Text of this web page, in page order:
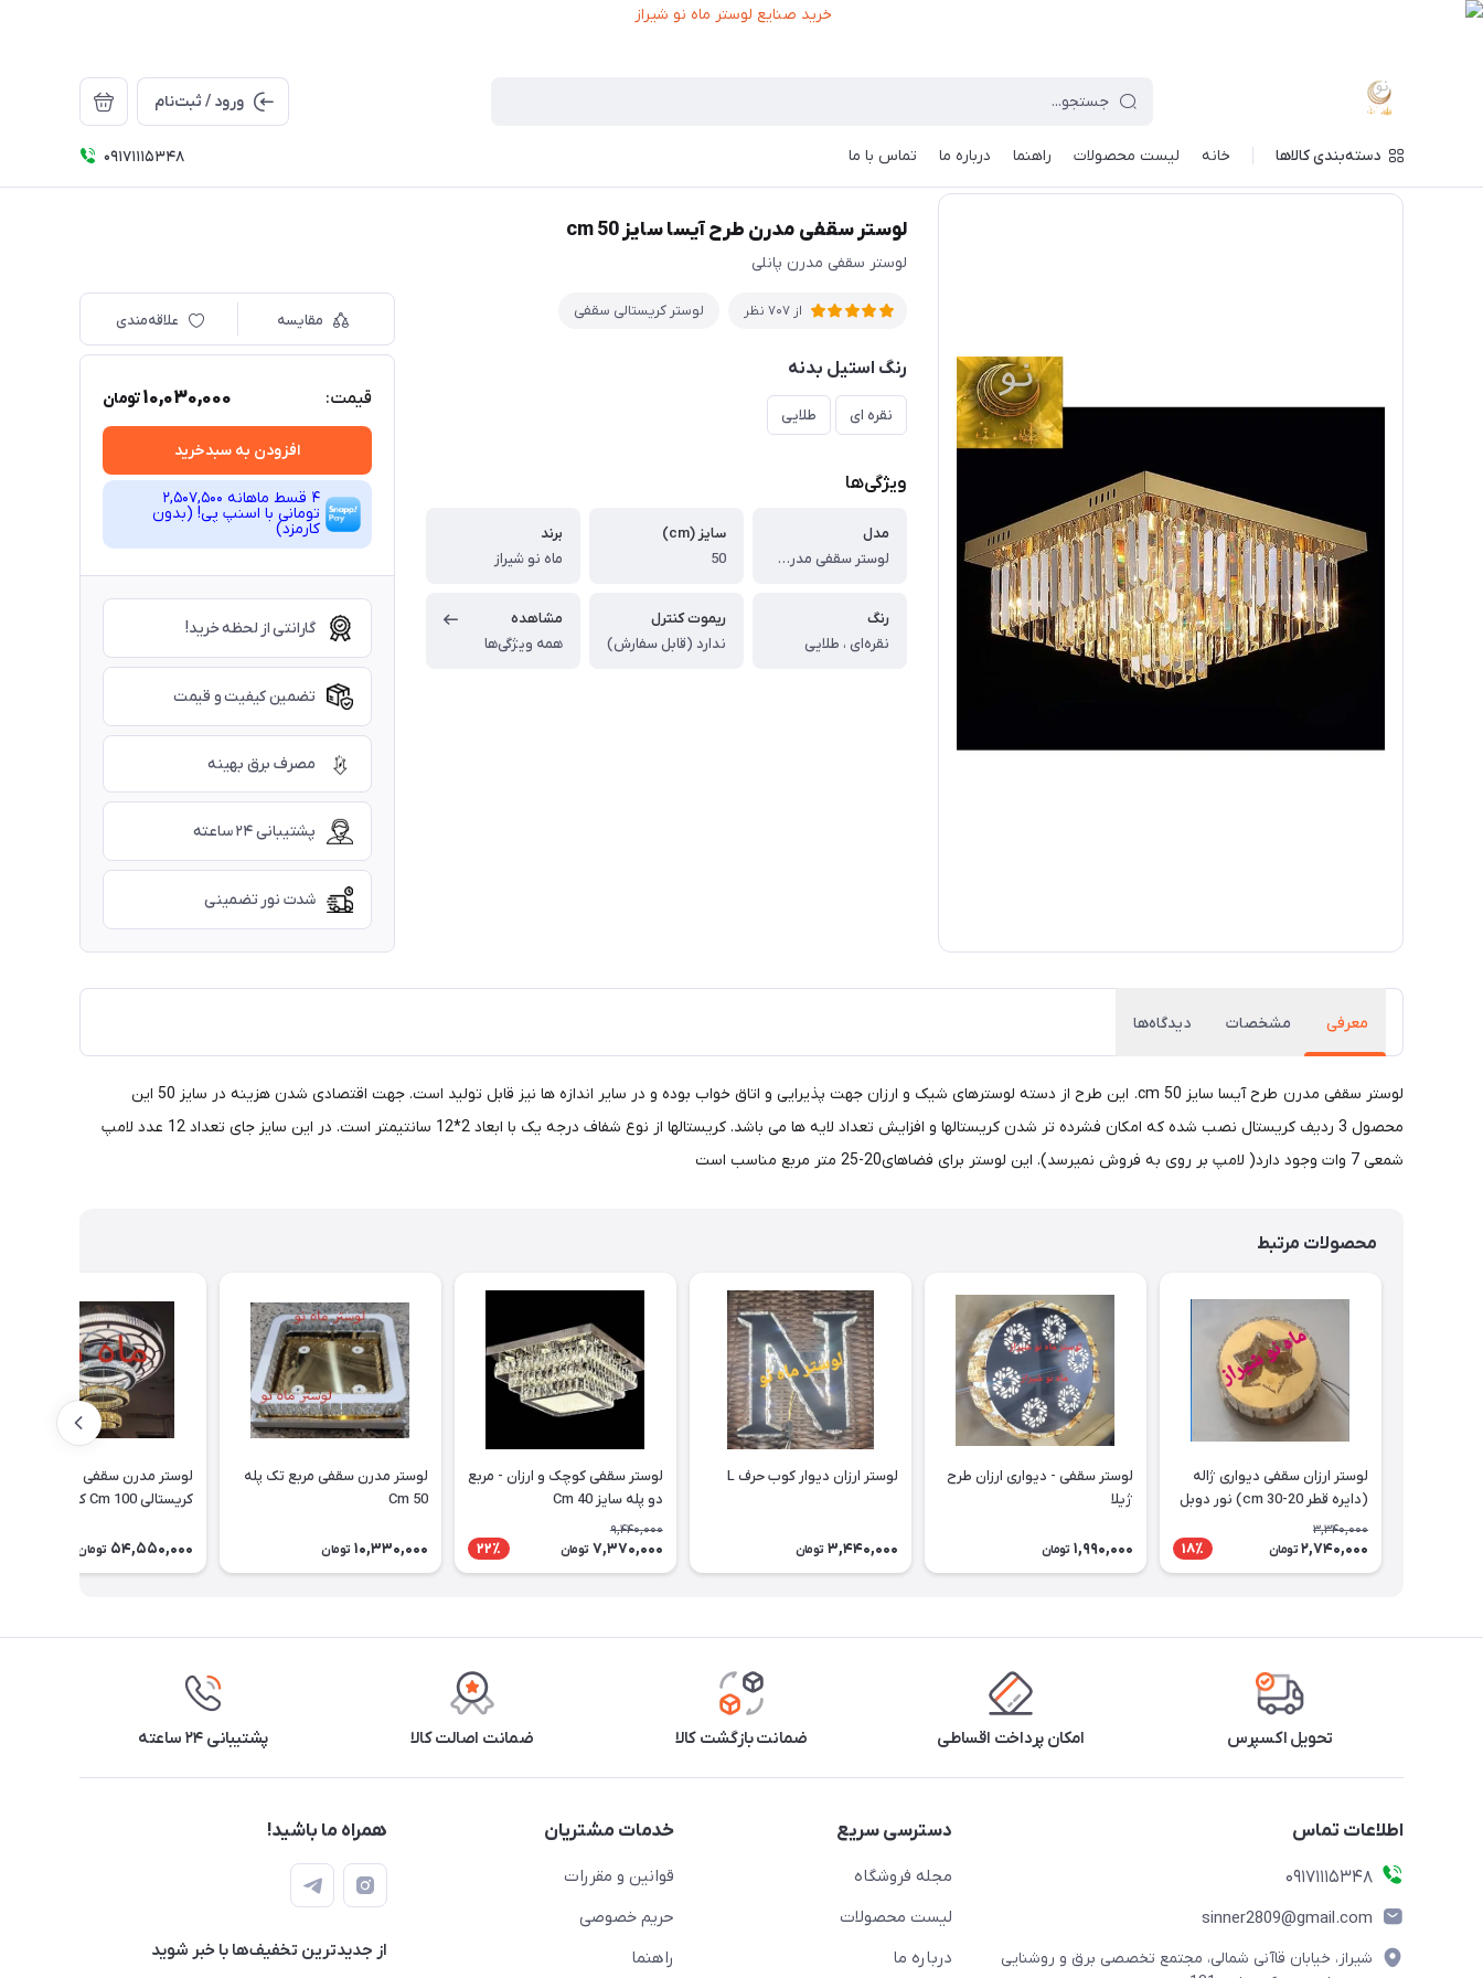
ورود / ثبت‌نام
دسته‌بندی کالاها خانه لیست محصولات راهنما درباره ما تماس با ما 09171115348 ماه نو / خرید لوستر بر اساس مدل / لوستر کریستالی سقفی / لوستر سقفی مدرن طرح آیسا سایز 50 cm
لوستر سقفی مدرن طرح آیسا سایز 50 cm
لوستر سقفی مدرن پانلی
از 707 نظر لوستر کریستالی سقفی
رنگ استیل بدنه
نقره ای طلایی
ویژگی‌ها
مدل
لوستر سقفی مدرن طرح آیسا
سایز (cm)
50
برند
ماه نو شیراز
رنگ
نقره‌ای ، طلایی
ریموت کنترل
ندارد (قابل سفارش)
مشاهده
همه ویژگی‌ها
مقایسه علاقه‌مندی
قیمت: 10,030,000تومان
افزودن به سبدخرید
4 قسط ماهانه 2,507,500
تومانی با اسنپ ‌پی! (بدون
کارمزد)
گارانتی از لحظه خرید!
تضمین کیفیت و قیمت
مصرف برق بهینه
پشتیبانی ۲۴ ساعته
شدت نور تضمینی
معرفی مشخصات دیدگاه‌ها
لوستر سقفی مدرن طرح آیسا سایز 50 cm. این طرح از دسته لوسترهای شیک و ارزان جهت پذیرایی و اتاق خواب بوده و در سایر اندازه ها نیز قابل تولید است. جهت اقتصادی شدن هزینه در سایز 50 این
محصول 3 ردیف کریستال نصب شده که امکان فشرده تر شدن کریستالها و افزایش تعداد لایه ها می باشد. کریستالها از نوع شفاف درجه یک با ابعاد 2*12 سانتیمتر است. در این سایز جای تعداد 12 عدد لامپ
شمعی 7 وات وجود دارد( لامپ بر روی به فروش نمیرسد). این لوستر برای فضاهای20-25 متر مربع مناسب است
محصولات مرتبط
لوستر ارزان سقفی دیواری ژاله
(دایره قطر 20-30 cm) نور دوبل
3,340,000
2,740,000 تومان 18٪
لوستر سقفی - دیواری ارزان طرح
ژیلا
1,990,000 تومان
لوستر ارزان دیوار کوب حرف L
3,440,000 تومان
لوستر سقفی کوچک و ارزان - مربع
دو پله سایز Cm 40
9,440,000
7,370,000 تومان 22٪
لوستر مدرن سقفی مربع تک پله
50 Cm
10,330,000 تومان
لوستر مدرن سقفی - آویزی
کریستالی 100 Cm کد 3_441
54,550,000 تومان
تحویل اکسپرس امکان پرداخت اقساطی ضمانت بازگشت کالا ضمانت اصالت کالا پشتیبانی ۲۴ ساعته
اطلاعات تماس
09171115348
sinner2809@gmail.com
شیراز، خیابان قاآنی شمالی، مجتمع تخصصی برق و روشنایی
دسترسی سریع
مجله فروشگاه
لیست محصولات
درباره ما
خدمات مشتریان
قوانین و مقررات
حریم خصوصی
راهنما
همراه ما باشید!
از جدید‌ترین تخفیف‌ها با‌ خبر شوید